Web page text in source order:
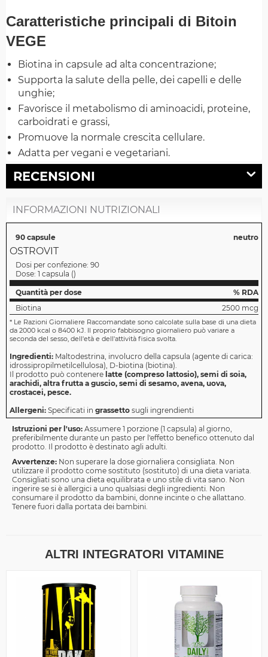
Caratteristiche principali di Bitoin
VEGE
Biotina in capsule ad alta concentrazione;
Supporta la salute della pelle, dei capelli e delle
unghie;
Favorisce il metabolismo di aminoacidi, proteine,
carboidrati e grassi,
Promuove la normale crescita cellulare.
Adatta per vegani e vegetariani.
RECENSIONI
INFORMAZIONI NUTRIZIONALI
90 capsule neutro
OSTROVIT
Dosi per confezione: 90
Dose: 1 capsula ()
Quantità per dose
% RDA
Biotina
2500 mcg
* Le Razioni Giornaliere Raccomandate sono calcolate sulla base di una dieta
da 2000 kcal o 8400 kJ. Il proprio fabbisogno giornaliero può variare a
seconda del sesso, dell'età e dell'attività fisica svolta.
Ingredienti: Maltodestrina, involucro della capsula (agente di carica:
idrossipropilmetilcellulosa), D-biotina (biotina).
Il prodotto può contenere latte (compreso lattosio), semi di soia,
arachidi, altra frutta a guscio, semi di sesamo, avena, uova,
crostacei, pesce.
Allergeni: Specificati in grassetto sugli ingrendienti
Istruzioni per l'uso: Assumere 1 porzione (1 capsula) al giorno,
preferibilmente durante un pasto per l'effetto benefico ottenuto dal
prodotto. Il prodotto è destinato agli adulti.
Avvertenze: Non superare la dose giornaliera consigliata. Non
utilizzare il prodotto come sostituto (sostituto) di una dieta variata.
Consigliati sono una dieta equilibrata e uno stile di vita sano. Non
ingerire se si è allergici a uno qualsiasi degli ingredienti. Non
consumare il prodotto da bambini, donne incinte o che allattano.
Tenere fuori dalla portata dei bambini.
ALTRI INTEGRATORI VITAMINE